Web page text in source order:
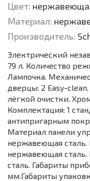
Цвет:
Материал:
Производитель:
Электрический
79 л. Количество
Лампочка.
дверцы: 2 Easy-
лёгкой очистки.
Комплектация: 1
антипригарным
Материал панели
нержавеющая сталь.
нержавеющая
сталь. Габариты
мм.Габариты